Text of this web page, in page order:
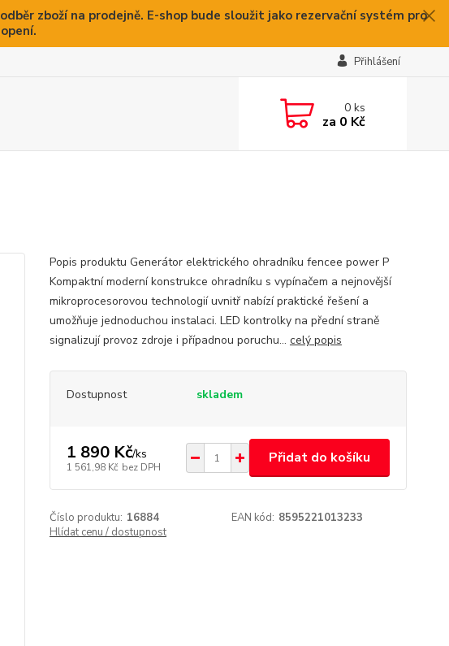
zboží na prodejně. E-shop bude sloužit jako rezervační systém pro
Přihlášení
0ks
za 0 Kč
Popis produktu Generátor elektrického ohradníku fencee power P
Kompaktní moderní konstrukce ohradníku s vypínačem a nejnovější
mikroprocesorovou technologií uvnitř nabízí praktické řešení a
umožňuje jednoduchou instalaci. LED kontrolky na přední straně
signalizují provoz zdroje i případnou poruchu... celý popis
Dostupnost skladem
1 890 Kč/ks
1 561,98 Kč bez DPH
Přidat do košíku
Číslo produktu: 16884 EAN kód: 8595221013233
Hlídat cenu / dostupnost